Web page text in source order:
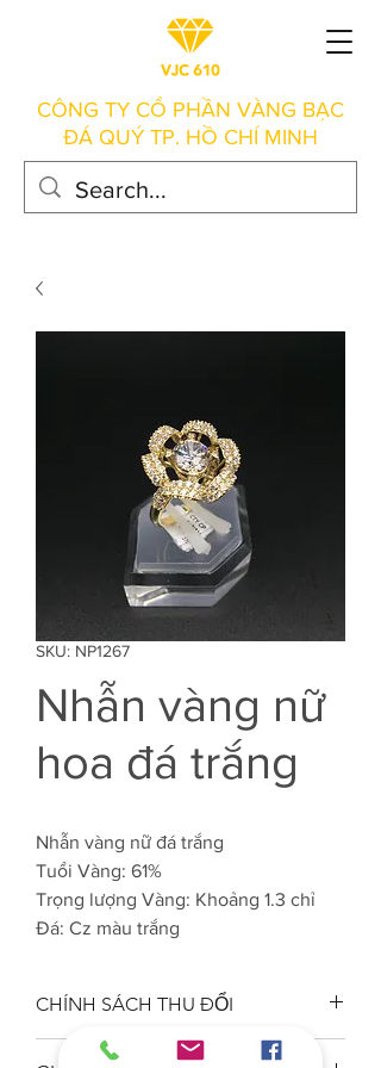
CÔNG TY CỔ PHẦN VÀNG BẠC
ĐÁ QUÝ TP. HỒ CHÍ MINH
SKU: NP1267
Nhẫn vàng nữ
hoa đá trắng
Nhẫn vàng nữ đá trắng
Tuổi Vàng: 61%
Trọng lượng Vàng: Khoảng 1.3 chỉ
Đá: Cz màu trắng
CHÍNH SÁCH THU ĐỔI
Công ty VJC 610 đảm bảo chất